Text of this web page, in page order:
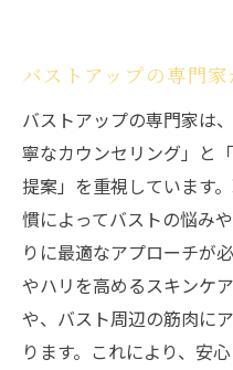
バストアップの専門
バストアップの専門家は
寧なカウンセリング」と
提案」を重視しています
慣によってバストの悩み
りに最適なアプローチが
やハリを高めるスキンケ
や、バスト周辺の筋肉に
ります。これにより、安